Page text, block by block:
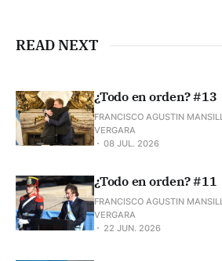
READ NEXT
¿Todo en orden? #13
FRANCISCO AGUSTIN
VERGARA
08 JUL. 2026
¿Todo en orden? #11
FRANCISCO AGUSTIN
VERGARA
22 JUN. 2026